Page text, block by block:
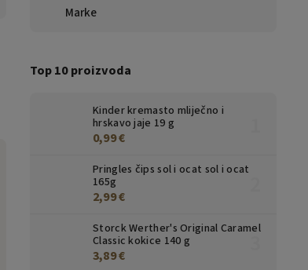
Marke
Top 10 proizvoda
Kinder kremasto mliječno i
hrskavo jaje 19 g
0,99 €
Pringles čips sol i ocat sol i ocat
165g
2,99 €
Storck Werther's Original Caramel
Classic kokice 140 g
3,89 €